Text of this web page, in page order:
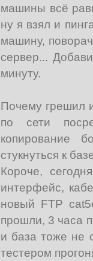
машины всё
ну я взял и
машину,
сервер...
минуту.
Почему грешил
по сети
копирование
стукнуться к
Короче,
интерфейс,
новый FTP
прошли, 3 часа
и база тоже не
тестером